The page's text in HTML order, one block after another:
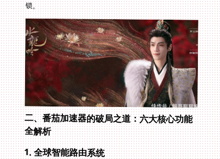
锁。
二、番茄加速器的破局之道：六大核心功能
全解析
1. 全球智能路由系统